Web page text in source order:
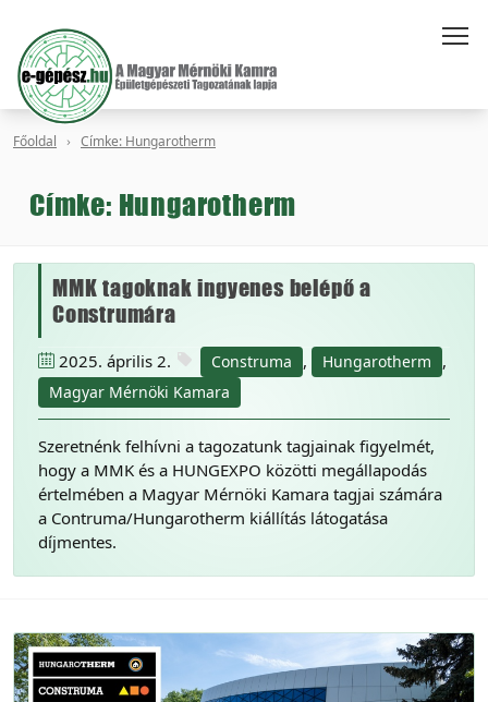
Főoldal Címke: Hungarotherm
Címke: Hungarotherm
MMK tagoknak ingyenes belépő a
Construmára
2025. április 2. Construma , Hungarotherm ,
Magyar Mérnöki Kamara
Szeretnénk felhívni a tagozatunk tagjainak figyelmét,
hogy a MMK és a HUNGEXPO közötti megállapodás
értelmében a Magyar Mérnöki Kamara tagjai számára
a Contruma/Hungarotherm kiállítás látogatása
díjmentes.